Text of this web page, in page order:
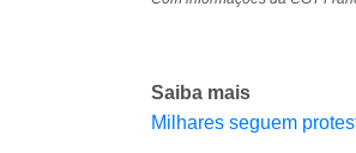
Saiba mais
Milhares seguem